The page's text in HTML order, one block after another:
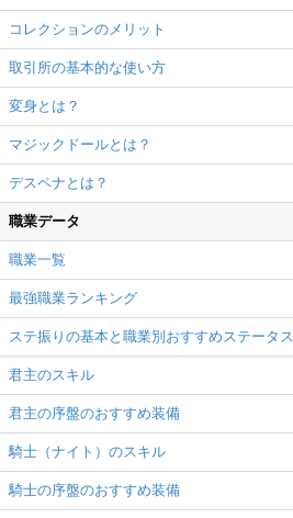
コレクションのメリット
取引所の基本的な使い方
変身とは？
マジックドールとは？
デスペナとは？
職業データ
職業一覧
最強職業ランキング
ステ振りの基本と職業別おすすめステータス
君主のスキル
君主の序盤のおすすめ装備
騎士（ナイト）のスキル
騎士の序盤のおすすめ装備